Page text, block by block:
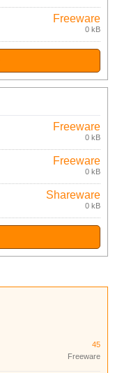
Freeware
0 kB
Freeware
0 kB
Freeware
0 kB
Shareware
0 kB
45
Freeware